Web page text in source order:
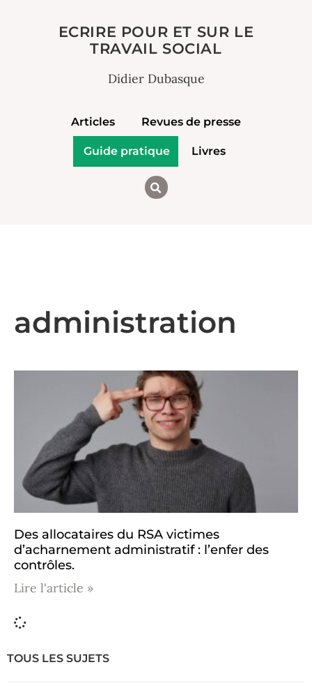
ECRIRE POUR ET SUR LE
TRAVAIL SOCIAL
Didier Dubasque
Articles Revues de presse
Guide pratique Livres
administration
Des allocataires du RSA victimes
d’acharnement administratif : l’enfer des
contrôles.
Lire l'article »
TOUS LES SUJETS